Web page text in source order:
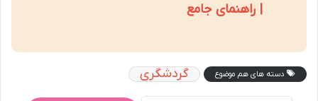
| راهنمای جامع
دسته های هم موضوع گردشگری